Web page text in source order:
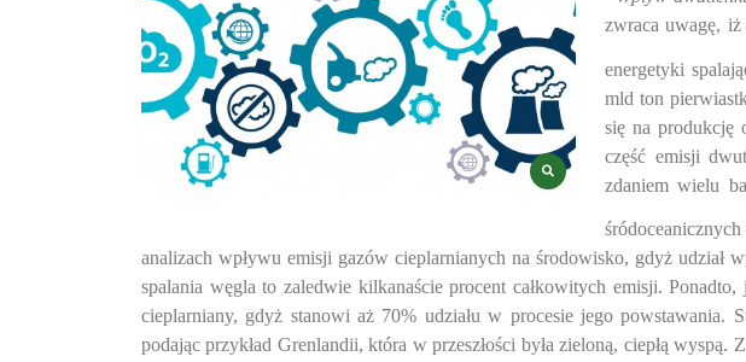
zwraca uwagę,
energetyki
mld ton
się na produkcję
część emisji
zdaniem wielu
analizach wpływu emisji gazów cieplarnianych na środowisko, gdyż udział
spalania węgla to zaledwie kilkanaście procent całkowitych emisji.
cieplarniany, gdyż stanowi aż 70% udziału w procesie jego
podając przykład Grenlandii, która w przeszłości była zieloną, ciepłą